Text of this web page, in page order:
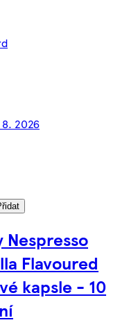
2026
Nespresso
Flavoured
kapsle - 10